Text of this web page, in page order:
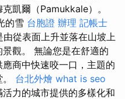
凱爾（Pamukkale）。
的雪 台胞證 辦理 記帳士
從表面上升並落在山坡上
觀。 無論您是在舒適的
商中快速咬一口，主題的
台北外燴 what is seo
力的城市提供的多樣化和